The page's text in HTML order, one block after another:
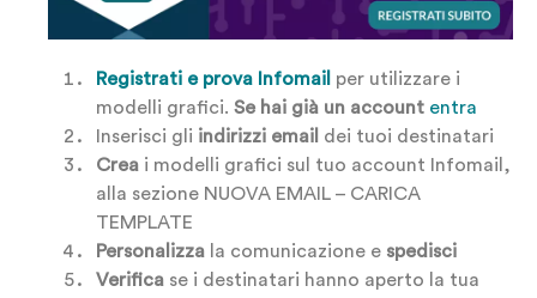
Registrati e prova Infomail per utilizzare i
modelli grafici. Se hai già un account entra
Inserisci gli indirizzi email dei tuoi destinatari
Crea i modelli grafici sul tuo account Infomail,
alla sezione NUOVA EMAIL – CARICA
TEMPLATE
Personalizza la comunicazione e spedisci
Verifica se i destinatari hanno aperto la tua